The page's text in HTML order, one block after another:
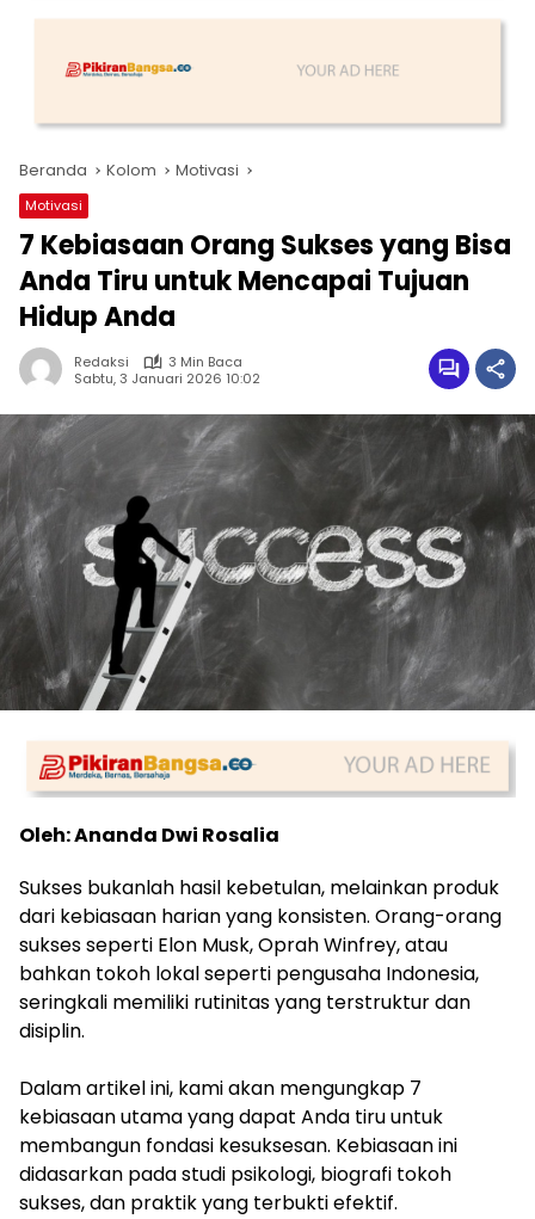
Beranda Kolom Motivasi
Motivasi
7 Kebiasaan Orang Sukses yang Bisa
Anda Tiru untuk Mencapai Tujuan
Hidup Anda
Redaksi
3 Min Baca
Sabtu, 3 Januari 2026 10:02
Oleh: Ananda Dwi Rosalia
Sukses bukanlah hasil kebetulan, melainkan produk
dari kebiasaan harian yang konsisten. Orang-orang
sukses seperti Elon Musk, Oprah Winfrey, atau
bahkan tokoh lokal seperti pengusaha Indonesia,
seringkali memiliki rutinitas yang terstruktur dan
disiplin.
Dalam artikel ini, kami akan mengungkap 7
kebiasaan utama yang dapat Anda tiru untuk
membangun fondasi kesuksesan. Kebiasaan ini
didasarkan pada studi psikologi, biografi tokoh
sukses, dan praktik yang terbukti efektif.